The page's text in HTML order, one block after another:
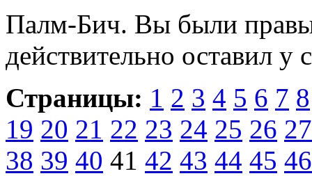
Палм-Бич. Вы были
действительно оставил у
Страницы: 1 2 3 4 5 6 7 8
19 20 21 22 23 24 25 26 27
38 39 40 41 42 43 44 45 46